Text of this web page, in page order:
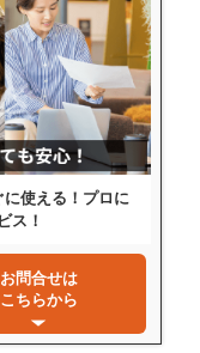
使える！プロに
ス！
お問合せは
こちらから